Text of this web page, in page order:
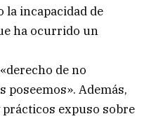
la incapacidad de
ha ocurrido un
de no
Además,
expuso sobre